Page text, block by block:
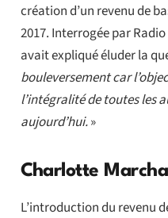
création d’un revenu de
2017. Interrogée par
avait expliqué éluder la
bouleversement car
l’intégralité de toutes les
aujourd’hui.»
Charlotte
L’introduction du revenu